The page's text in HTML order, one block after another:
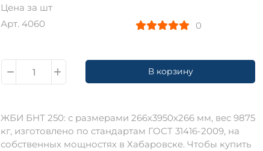
Цена за шт
Арт. 4060
0
В корзину
ЖБИ БНТ 250: с размерами 266х3950х266 мм, вес 9875
кг, изготовлено по стандартам ГОСТ 31416-2009, на
собственных мощностях в Хабаровске. Чтобы купить